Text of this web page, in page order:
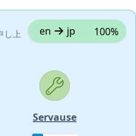
し上
en jp 100%
Servause